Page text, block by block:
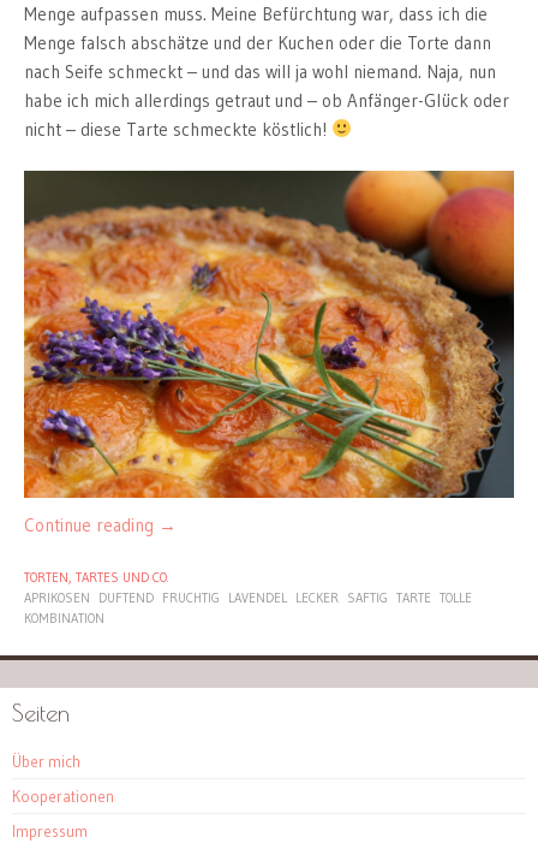
Menge aufpassen muss. Meine Befürchtung war, dass ich die
Menge falsch abschätze und der Kuchen oder die Torte dann
nach Seife schmeckt – und das will ja wohl niemand. Naja, nun
habe ich mich allerdings getraut und – ob Anfänger-Glück oder
nicht – diese Tarte schmeckte köstlich!
Continue reading →
TORTEN, TARTES UND CO.
APRIKOSEN
DUFTEND FRUCHTIG LAVENDEL LECKER SAFTIG TARTE TOLLE
KOMBINATION
Seiten
Über mich
Kooperationen
Impressum